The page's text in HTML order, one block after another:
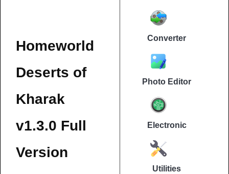
Homeworld
Deserts of
Kharak
v1.3.0 Full
Version
Converter
Photo Editor
Electronic
Utilities